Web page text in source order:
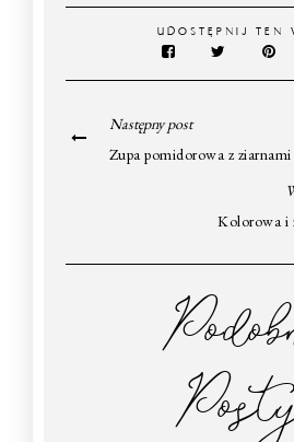
UDOSTĘPNIJ TEN
Następny post
Zupa pomidorowa z
Kolorowa i